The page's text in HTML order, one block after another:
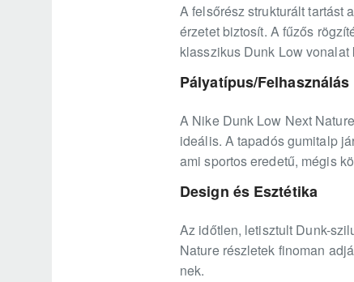
A felsőrész strukturált tartást
érzetet biztosít. A fűzős
klasszikus Dunk Low
Pályatípus/Felhasználás
A Nike Dunk Low Next
ideális. A tapadós gumitalp
ami sportos eredetű, mégis
Design és Esztétika
Az időtlen, letisztult Dunk-
Nature részletek finoman
nek.